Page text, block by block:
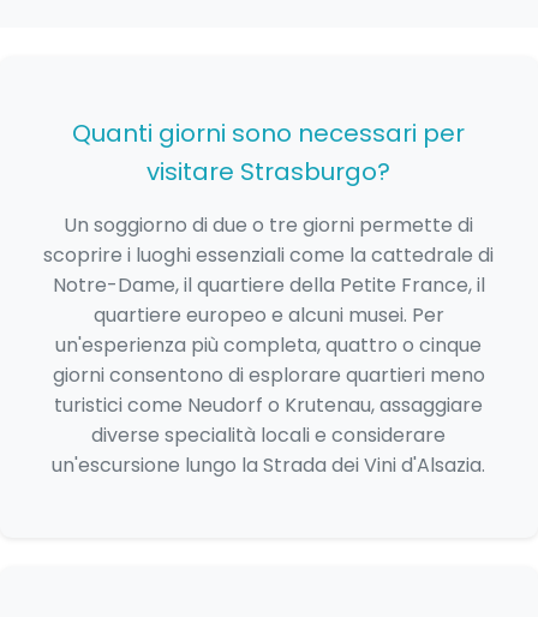
Quanti giorni sono necessari per
visitare Strasburgo?
Un soggiorno di due o tre giorni permette di
scoprire i luoghi essenziali come la cattedrale di
Notre-Dame, il quartiere della Petite France, il
quartiere europeo e alcuni musei. Per
un'esperienza più completa, quattro o cinque
giorni consentono di esplorare quartieri meno
turistici come Neudorf o Krutenau, assaggiare
diverse specialità locali e considerare
un'escursione lungo la Strada dei Vini d'Alsazia.